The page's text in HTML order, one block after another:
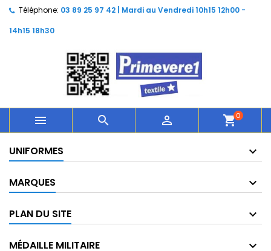
Téléphone: 03 89 25 97 42 | Mardi au Vendredi 10h15 12h00 -
14h15 18h30
   shopping_cart0
UNIFORMES
MARQUES
PLAN DU SITE
MÉDAILLE MILITAIRE